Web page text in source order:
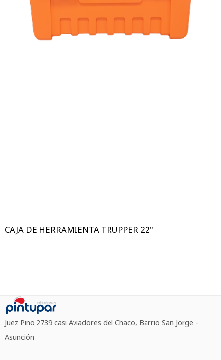
CAJA DE HERRAMIENTA TRUPPER 22"
Juez Pino 2739 casi Aviadores del Chaco, Barrio San Jorge -
Asunción